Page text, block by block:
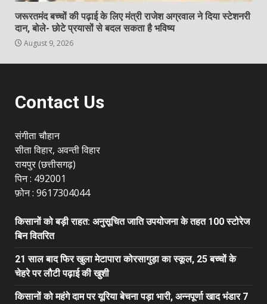
जरूरतमंद बच्चों की पढ़ाई के लिए मंत्री राजेश अग्रवाल ने दिया स्टेशनरी
दान, बोले- छोटे प्रयासों से बदल सकता है भविष्य
August 9, 2026
Contact Us
संगीता चौहान
सीता विहार, अवन्ती विहार
रायपुर (छत्तीसगढ़)
पिन : 492001
फ़ोन : 9617304044
किसानों को बड़ी राहत: अनुसूचित जाति उपयोजना के तहत 100 स्टोरेज
बिन वितरित
21 साल बाद फिर खुला मेटापारा कोरसागुड़ा का स्कूल, 25 बच्चों के
चेहरे पर लौटी पढ़ाई की खुशी
किसानों को महंगे दाम पर यूरिया बेचना पड़ा भारी, अन्नपूर्णा खाद भंडार 7